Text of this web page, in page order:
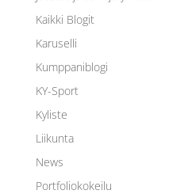
Kaikki Blogit
Karuselli
Kumppaniblogi
KY-Sport
Kyliste
Liikunta
News
Portfoliokokeilu